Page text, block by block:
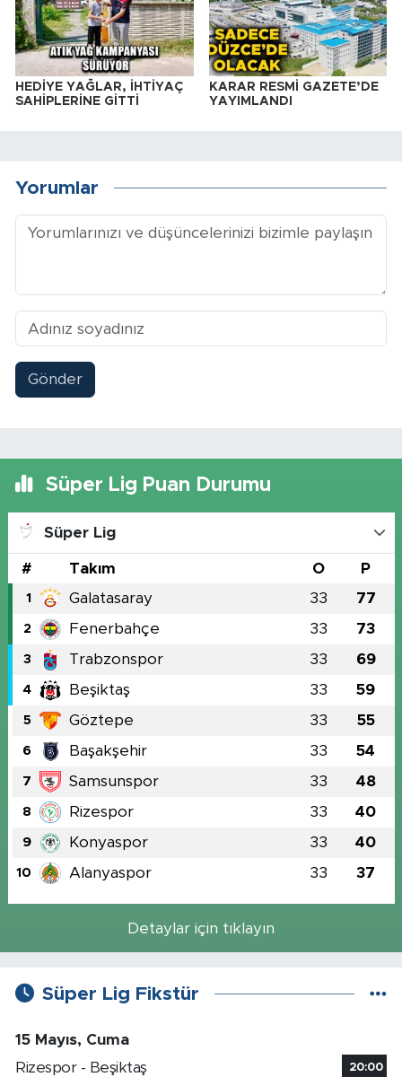
HEDİYE YAĞLAR, İHTİYAÇ
SAHİPLERİNE GİTTİ
KARAR RESMİ GAZETE’DE
YAYIMLANDI
Yorumlar
Gönder
Süper Lig Puan Durumu
Süper Lig
# Takım O P
1 Galatasaray 33 77
2 Fenerbahçe 33 73
3 Trabzonspor 33 69
4 Beşiktaş 33 59
5 Göztepe 33 55
6 Başakşehir 33 54
7 Samsunspor 33 48
8 Rizespor 33 40
9 Konyaspor 33 40
10 Alanyaspor 33 37
Detaylar için tıklayın
Süper Lig Fikstür
15 Mayıs, Cuma
Rizespor - Beşiktaş
20:00